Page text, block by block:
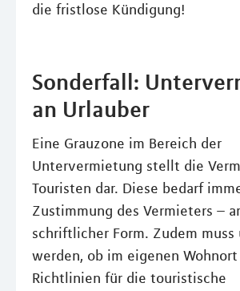
die fristlose Kündigung!
Sonderfall:
an Urlauber
Eine Grauzone im Bereich der
Untervermietung stellt die
Touristen dar. Diese bedarf
Zustimmung des Vermieters –
schriftlicher Form. Zudem muss
werden, ob im eigenen
Richtlinien für die touristische